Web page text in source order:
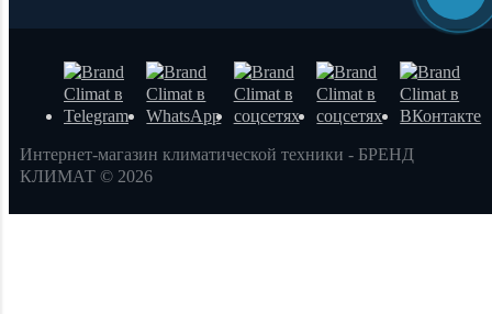
Интернет-магазин климатической техники - БРЕНД
КЛИМАТ © 2026